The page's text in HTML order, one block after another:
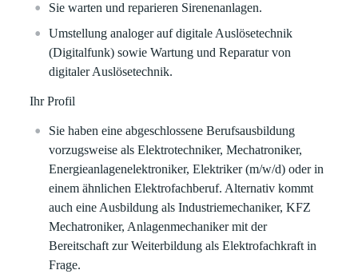
Sie warten und reparieren Sirenenanlagen.
Umstellung analoger auf digitale Auslösetechnik
(Digitalfunk) sowie Wartung und Reparatur von
digitaler Auslösetechnik.
Ihr Profil
Sie haben eine abgeschlossene Berufsausbildung
vorzugsweise als Elektrotechniker, Mechatroniker,
Energieanlagenelektroniker, Elektriker (m/w/d) oder in
einem ähnlichen Elektrofachberuf. Alternativ kommt
auch eine Ausbildung als Industriemechaniker, KFZ
Mechatroniker, Anlagenmechaniker mit der
Bereitschaft zur Weiterbildung als Elektrofachkraft in
Frage.